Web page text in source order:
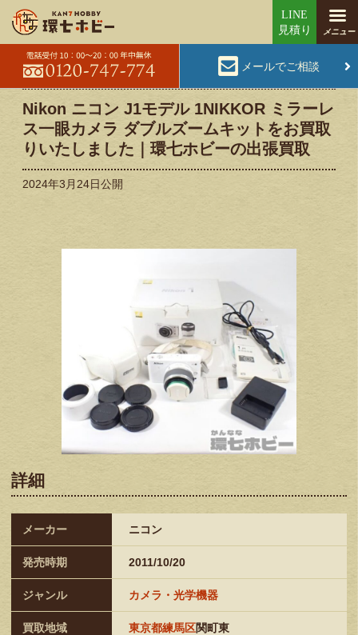
メールでご相談
Nikon ニコン J1モデル 1NIKKOR ミラーレ
ス一眼カメラ ダブルズームキットをお買取
りいたしました｜環七ホビーの出張買取
2024年3月24日公開
詳細
メーカー ニコン
発売時期 2011/10/20
ジャンル カメラ・光学機器
買取地域 東京都練馬区関町東